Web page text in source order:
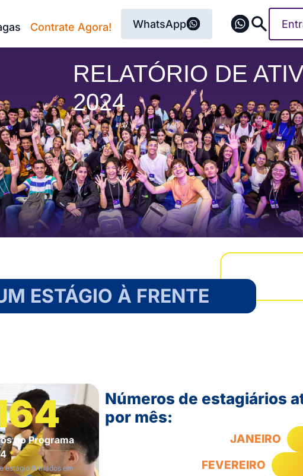
Contrate Agora! WhatsApp
RELATÓRIO DE
2024
ESTÁGIO À FRENTE
no Programa
*
estágio firmados em
Números de estagiários
por mês:
JANEIRO
FEVEREIRO